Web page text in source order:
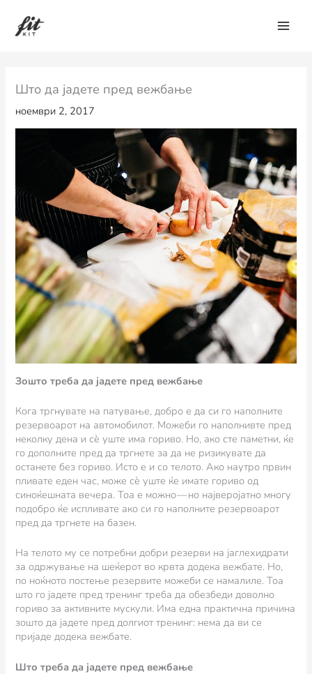
content
Што да јадете пред вежбање
ноември 2, 2017
Зошто треба да јадете пред вежбање
Кога тргнувате на патување, добро е да си го наполните
резервоарот на автомобилот. Можеби го наполнивте пред
неколку дена и сè уште има гориво. Но, ако сте паметни, ќе
го дополните пред да тргнете за да не ризикувате да
останете без гориво. Исто е и со телото. Ако наутро првин
пливате еден час, може сè уште ќе имате гориво од
синоќешната вечера. Тоа е можно — но најверојатно многу
подобро ќе испливате ако си го наполните резервоарот
пред да тргнете на базен.
На телото му се потребни добри резерви на јаглехидрати
за одржување на шеќерот во крвта додека вежбате. Но,
по ноќното постење резервите можеби се намалиле. Тоа
што го јадете пред тренинг треба да обезбеди доволно
гориво за активните мускули. Има една практична причина
зошто да јадете пред долгиот тренинг: нема да ви се
пријаде додека вежбате.
Што треба да јадете пред вежбање